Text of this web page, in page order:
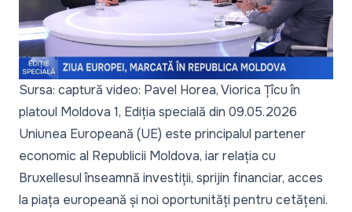
Sursa: captură video: Pavel Horea, Viorica Țîcu în
platoul Moldova 1, Ediția specială din 09.05.2026
Uniunea Europeană (UE) este principalul partener
economic al Republicii Moldova, iar relația cu
Bruxellesul înseamnă investiții, sprijin financiar, acces
la piața europeană și noi oportunități pentru cetățeni.